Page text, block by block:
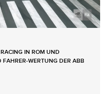
IN ROM UND
FAHRER‑WERTUNG DER ABB